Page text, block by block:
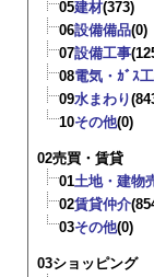
05建材(373)
06設備備品(0)
07設備工事
08電気・ｶﾞｽ
09水まわり
10その他(0)
02売買・賃貸
01土地・建物
02賃貸仲介
03その他(0)
03ショッピング